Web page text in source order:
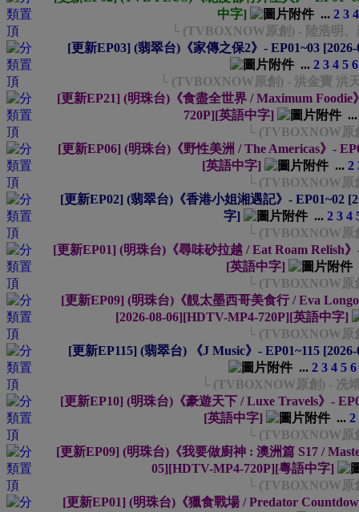
中字]
... 2 3 4
└ (TVBOXNOW原創) - 陸浩明
[更新EP03] (翡翠台)《家傳之保2》- EP01~03
... 2 3 4 5 6
└ (TVBOXNOW原創) - 洪金寶 洪
[更新EP21] (明珠台)《食盡全世界 / Maximum Foodie
720P][英語中字]
└ (TVBOXNOW原
[更新EP06] (明珠台)《野性美洲 / The Americas》-
[英語中字]
... 2
└ (TVBOXNOW原
[更新EP02] (翡翠台)《香港小姐湘遇記》- EP01~02
字]
... 2 3 4
└ (TVBOXNOW原
[更新EP01] (明珠台)《尋味砂拉越 / Eat Roam Relish
[英語中字]
└ (TVBOXNOW原
[更新EP09] (明珠台)《靚太墨西哥美食行 / Eva
[2026-08-06][HDTV-MP4-720P][英語中字]
└ (TVBOXNOW原
[更新EP115] (翡翠台) 《J Music》- EP01~115
... 2 3 4 5 6
└ (TVBOXNOW原創) - 冼
[更新EP10] (明珠台)《豪遊天下 / Luxe Travels》-
[英語中字]
... 2
└ (TVBOXNOW原
[更新EP09] (明珠台)《我要做廚神 : 澳洲篇 S17 /
05][HDTV-MP4-720P][粵語中字]
└ (TVBOXNOW原
[更新EP01] (明珠台)《獵食戰場 / Predator